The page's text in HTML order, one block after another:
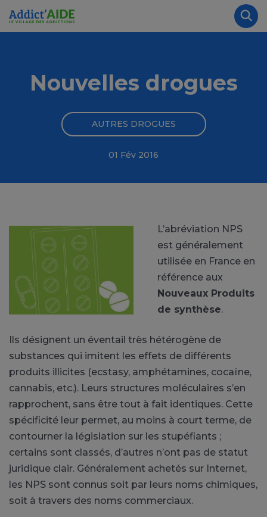
Aller au contenu principal
Nouvelles drogues
AUTRES DROGUES
01 Fév 2016
L’abréviation NPS
est généralement
utilisée en France en
référence aux
Nouveaux Produits
de synthèse.
Ils désignent un éventail très hétérogène de
substances qui imitent les effets de différents
produits illicites (ecstasy, amphétamines, cocaïne,
cannabis, etc.). Leurs structures moléculaires s’en
rapprochent, sans être tout à fait identiques. Cette
spécificité leur permet, au moins à court terme, de
contourner la législation sur les stupéfiants ;
certains sont classés, d’autres n’ont pas de statut
juridique clair. Généralement achetés sur Internet,
les NPS sont connus soit par leurs noms chimiques,
soit à travers des noms commerciaux.
Panneau de gestion des cookies